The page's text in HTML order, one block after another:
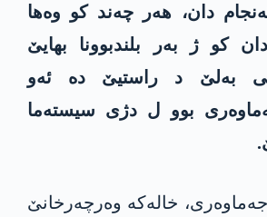
ئەنجام دان، هەر چەند کو وەها
کو ژ بەر بلندبوونا بهایێ
لی بەلێ د راستیێ دە ئه‌و
بوو ل دژی سیستەما
خالەکە وەرچەرخانێ